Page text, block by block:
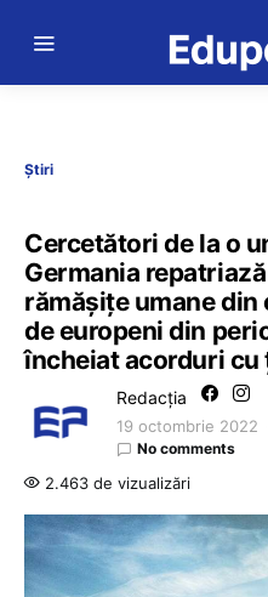
Știri
Cercetători de la o
Germania
rămășițe umane din
de europeni din
încheiat acorduri cu
Redacția
19 octombrie 2022
No comments
2.463 de vizualizări